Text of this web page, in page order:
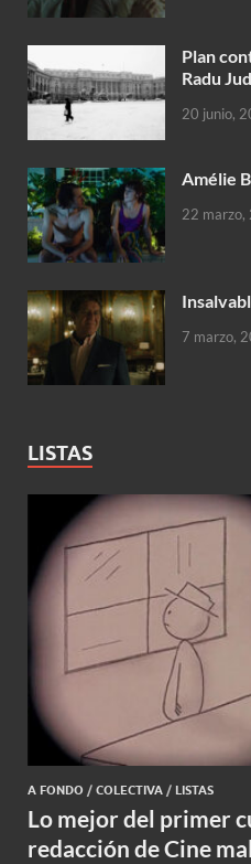
Plan
Radu
20 junio,
Amélie
22 marzo,
7 marzo,
LISTAS
A FONDO / COLECTIVA / LISTAS
Lo mejor del primer
redacción de Cine